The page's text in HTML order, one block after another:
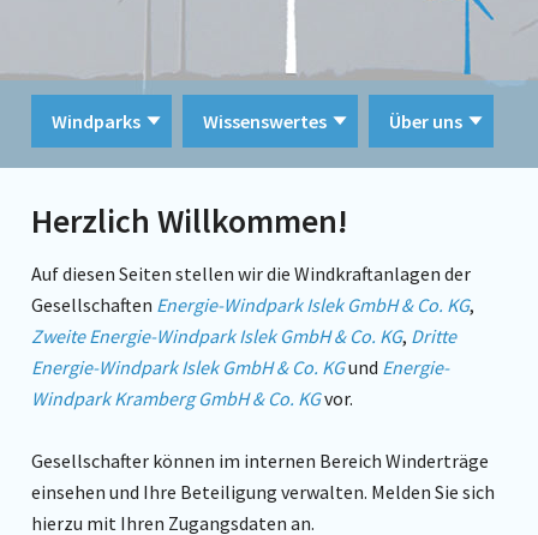
Windparks Wissenswertes Über uns
Herzlich Willkommen!
Auf diesen Seiten stellen wir die Windkraftanlagen der
Gesellschaften Energie-Windpark Islek GmbH & Co. KG,
Zweite Energie-Windpark Islek GmbH & Co. KG, Dritte
Energie-Windpark Islek GmbH & Co. KGund Energie-
Windpark Kramberg GmbH & Co. KGvor.
Gesellschafter können im internen Bereich Winderträge
einsehen und Ihre Beteiligung verwalten. Melden Sie sich
hierzu mit Ihren Zugangsdaten an.